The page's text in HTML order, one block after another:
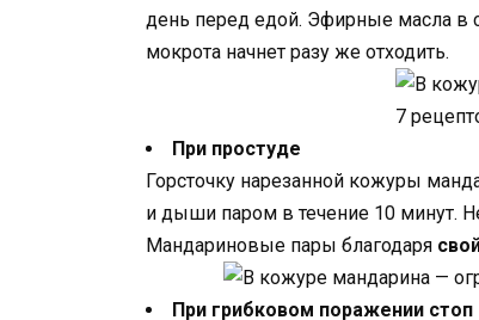
день перед едой. Эфирные масла в
мокрота начнет разу же отходить.
При простуде
Горсточку нарезанной кожуры
и дыши паром в течение 10 минут.
Мандариновые пары благодаря
При грибковом поражении стоп